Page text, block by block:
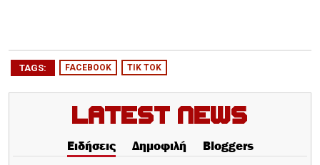
TAGS: FACEBOOK TIK TOK
Latest News
Ειδήσεις Δημοφιλή Bloggers